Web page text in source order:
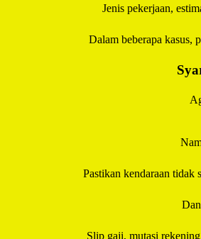
Jenis pekerjaan,
Dalam beberapa kasus,
Pastikan kendaraan tidak
Slip gaji, mutasi